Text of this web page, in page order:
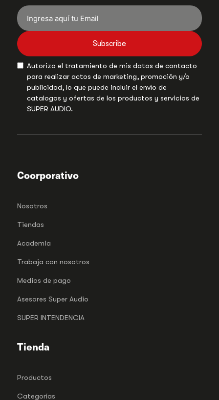
Subscribe
Autorizo el tratamiento de mis datos de contacto
para realizar actos de marketing, promoción y/o
publicidad, lo que puede incluir el envío de
catalogos y ofertas de los productos y servicios de
SUPER AUDIO.
Coorporativo
Nosotros
Tiendas
Academia
Trabaja con nosotros
Medios de pago
Asesores Super Audio
SUPER INTENDENCIA
Tienda
Productos
Categorías